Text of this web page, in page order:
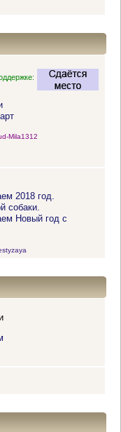
Mila1312
2018 год.
собаки.
Новый год с